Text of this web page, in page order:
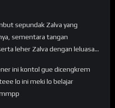
sepundak Zalva yang
sementara tangan
leher Zalva dengan leluasa…
ini kontol gue dicengkrem
lo ini meki lo belajar